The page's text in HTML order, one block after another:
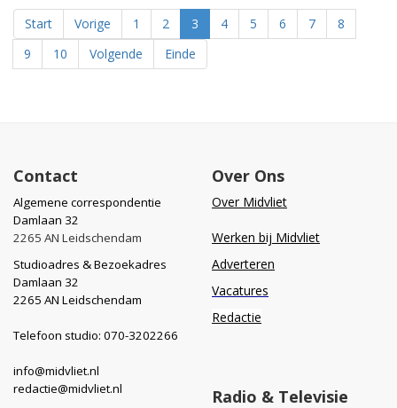
Start Vorige 1 2 3 4 5 6 7
8
9
10 Volgende Einde
Contact
Algemene correspondentie
Damlaan 32
2265 AN Leidschendam
Studioadres & Bezoekadres
Damlaan 32
2265 AN Leidschendam
Telefoon studio: 070-3202266
info@midvliet.nl
redactie@midvliet.nl
Over Ons
Over Midvliet
Werken bij Midvliet
Adverteren
Vacatures
Redactie
Radio & Televisie